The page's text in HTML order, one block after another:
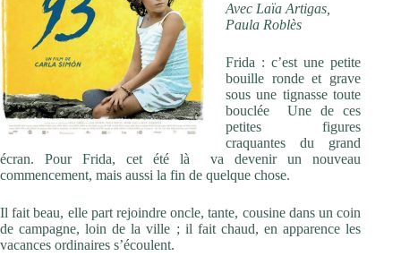
Avec Laïa Artigas,
Paula Roblès
Frida : c’est une petite
bouille ronde et grave
sous une tignasse toute
bouclée Une de ces
petites figures
craquantes du grand
écran. Pour Frida, cet été là va devenir un nouveau
commencement, mais aussi la fin de quelque chose.
Il fait beau, elle part rejoindre oncle, tante, cousine dans un coin
de campagne, loin de la ville ; il fait chaud, en apparence les
vacances ordinaires s’écoulent.